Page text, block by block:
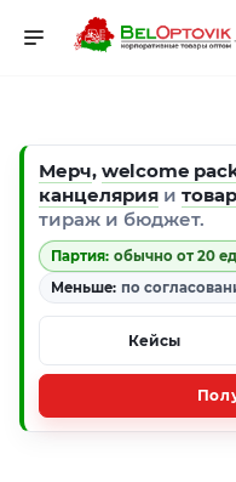
Мерч, welcome
канцелярия и
тираж и бюджет.
Партия: обычно от 20
Меньше: по
Кейсы